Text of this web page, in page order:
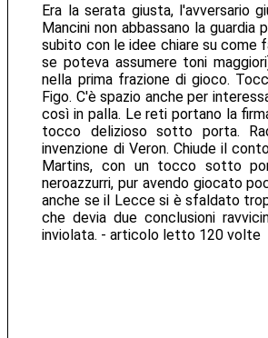
Era la serata giusta, l'avversario
Mancini non abbassano la
subito con le idee chiare su come
se poteva assumere toni
nella prima frazione di gioco.
Figo. C'è spazio anche per
così in palla. Le reti portano la
tocco delizioso sotto porta.
invenzione di Veron. Chiude il
Martins, con un tocco sotto
neroazzurri, pur avendo giocato
anche se il Lecce si è sfaldato
che devia due conclusioni
inviolata. - articolo letto 120 volte